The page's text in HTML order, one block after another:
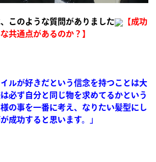
このような質問がありました
【成功
共通点があるのか？】
イルが好きだという信念を持つことは大
必ず自分と同じ物を求めてるかという
の事を一番に考え、なりたい髪型にし
成功すると思います。」